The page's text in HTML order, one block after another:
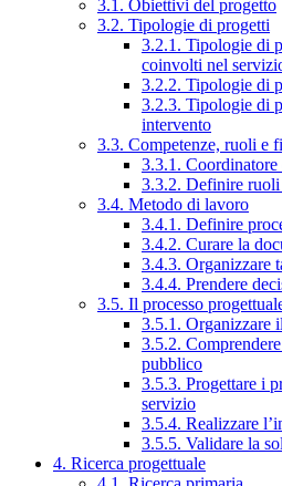
3.1. Obiettivi del progetto
3.2. Tipologie di progetti
3.2.1. Tipologie di
coinvolti nel
3.2.2. Tipologie di
3.2.3. Tipologie di
intervento
3.3. Competenze, ruoli e
3.3.1.
3.3.2. Definire ruoli
3.4. Metodo di lavoro
3.4.1. Definire
3.4.2. Curare la
3.4.3. Organizzare
3.4.4. Prendere
3.5. Il processo
3.5.1. Organizzare
3.5.2.
pubblico
3.5.3. Progettare i
servizio
3.5.4. Realizzare
3.5.5. Validare la
4. Ricerca progettuale